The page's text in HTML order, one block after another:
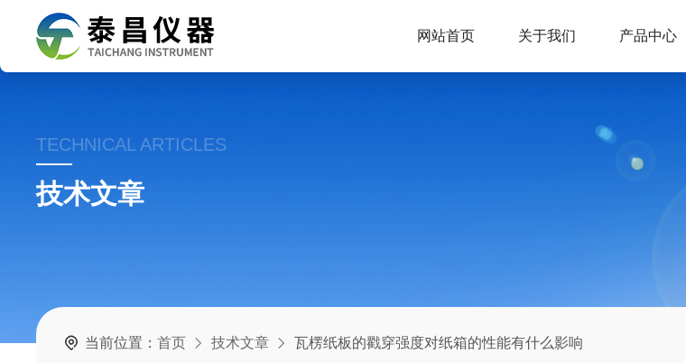
网站首页 关于我们 产品中心
TECHNICAL ARTICLES
技术文章
当前位置：首页 技术文章 瓦楞纸板的戳穿强度对纸箱的性能有什么影响